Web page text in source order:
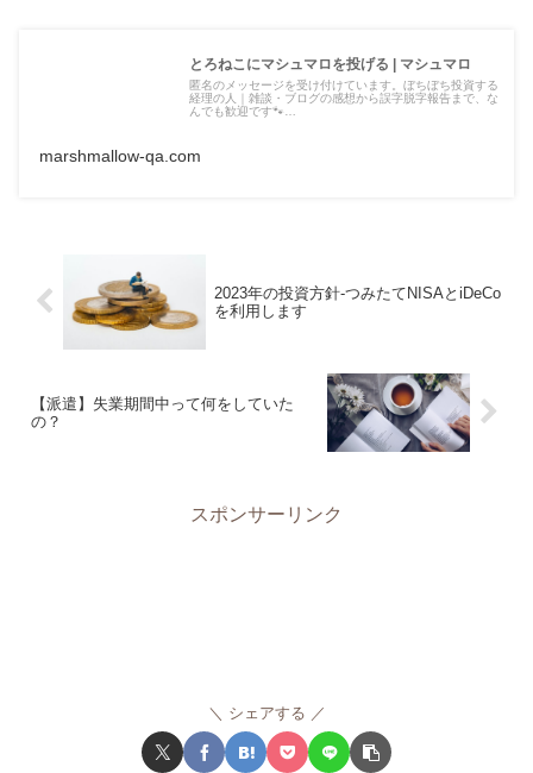
とろねこにマシュマロを投げる | マシュマロ
匿名のメッセージを受け付けています。ぼちぼち投資する
経理の人｜雑談・ブログの感想から誤字脱字報告まで、な
んでも歓迎です🐾…
marshmallow-qa.com
2023年の投資方針-つみたてNISAとiDeCo
を利用します
【派遣】失業期間中って何をしていた
の？
スポンサーリンク
シェアする